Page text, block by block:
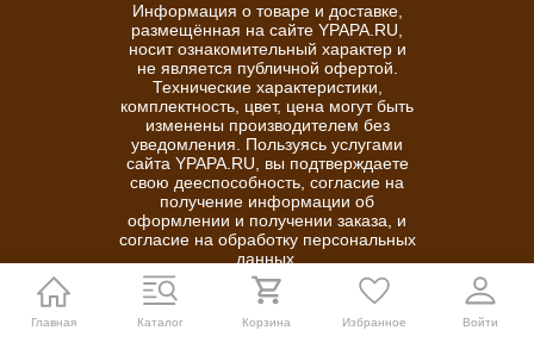
Информация о товаре и доставке,
размещённая на сайте YPAPA.RU,
носит ознакомительный характер и
не является публичной офертой.
Технические характеристики,
комплектность, цвет, цена могут быть
изменены производителем без
уведомления. Пользуясь услугами
сайта YPAPA.RU, вы подтверждаете
свою дееспособность, согласие на
получение информации об
оформлении и получении заказа, и
согласие на обработку персональных
данных.
Политика конфиденциальности
Главная Каталог Корзина Избранное Войти